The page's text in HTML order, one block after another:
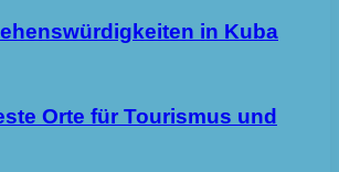
in Kuba
Orte für Tourismus und